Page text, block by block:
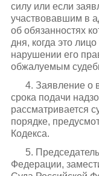
силу или если
участвовавшим в
об обязанностях
дня, когда это
нарушении его
обжалуемым
4. Заявление о
срока подачи
рассматривается
порядке,
Кодекса.
5.
Федерации,